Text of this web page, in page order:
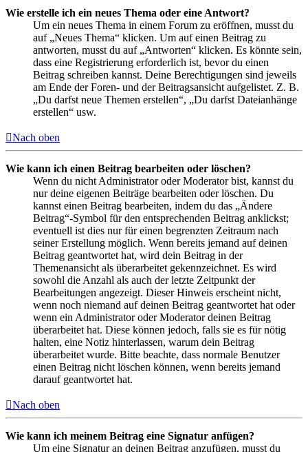
Wie erstelle ich ein neues Thema oder eine Antwort?
Um ein neues Thema in einem Forum zu eröffnen, musst du
auf „Neues Thema“ klicken. Um auf einen Beitrag zu
antworten, musst du auf „Antworten“ klicken. Es könnte sein,
dass eine Registrierung erforderlich ist, bevor du einen
Beitrag schreiben kannst. Deine Berechtigungen sind jeweils
am Ende der Foren- und der Beitragsansicht aufgelistet. Z. B.
„Du darfst neue Themen erstellen“, „Du darfst Dateianhänge
erstellen“ usw.
Nach oben
Wie kann ich einen Beitrag bearbeiten oder löschen?
Wenn du nicht Administrator oder Moderator bist, kannst du
nur deine eigenen Beiträge bearbeiten oder löschen. Du
kannst einen Beitrag bearbeiten, indem du das „Ändere
Beitrag“-Symbol für den entsprechenden Beitrag anklickst;
eventuell ist dies nur für einen begrenzten Zeitraum nach
seiner Erstellung möglich. Wenn bereits jemand auf deinen
Beitrag geantwortet hat, wird dein Beitrag in der
Themenansicht als überarbeitet gekennzeichnet. Es wird
sowohl die Anzahl als auch der letzte Zeitpunkt der
Bearbeitungen angezeigt. Dieser Hinweis erscheint nicht,
wenn noch niemand auf deinen Beitrag geantwortet hat oder
wenn ein Administrator oder Moderator deinen Beitrag
überarbeitet hat. Diese können jedoch, falls sie es für nötig
halten, eine Notiz hinterlassen, warum dein Beitrag
überarbeitet wurde. Bitte beachte, dass normale Benutzer
einen Beitrag nicht löschen können, wenn bereits jemand
darauf geantwortet hat.
Nach oben
Wie kann ich meinem Beitrag eine Signatur anfügen?
Um eine Signatur an deinen Beitrag anzufügen, musst du